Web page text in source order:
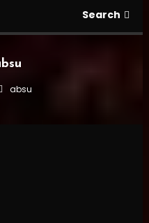
Search
absu